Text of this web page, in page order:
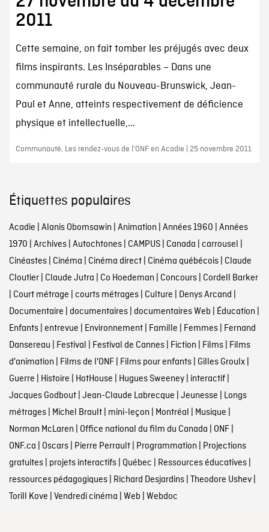
2011
Cette semaine, on fait tomber les préjugés avec deux
films inspirants. Les Inséparables – Dans une
communauté rurale du Nouveau-Brunswick, Jean-
Paul et Anne, atteints respectivement de déficience
physique et intellectuelle,...
Communauté, Les rendez-vous de l'ONF en Acadie | 25 novembre 2011
Étiquettes populaires
Acadie | Alanis Obomsawin | Animation | Années 1960 | Années
1970 | Archives| Autochtones| CAMPUS| Canada | carrousel |
Cinéastes| Cinéma | Cinéma direct| Cinéma québécois| Claude
Cloutier| Claude Jutra | Co Hoedeman | Concours| Cordell Barker
| Court métrage | courts métrages| Culture | Denys Arcand |
Documentaire | documentaires| documentaires Web | Éducation |
Enfants| entrevue | Environnement| Famille | Femmes| Fernand
Dansereau | Festival | Festival de Cannes| Fiction | Films| Films
d'animation | Films de l'ONF| Films pour enfants| Gilles Groulx|
Guerre | Histoire | HotHouse | Hugues Sweeney| interactif|
Jacques Godbout| Jean-Claude Labrecque | Jeunesse | Longs
métrages| Michel Brault| mini-leçon | Montréal | Musique |
Norman McLaren | Office national du film du Canada | ONF|
ONF.ca | Oscars| Pierre Perrault| Programmation | Projections
gratuites| projets interactifs| Québec | Ressources éducatives|
ressources pédagogiques| Richard Desjardins| Theodore Ushev|
Torill Kove | Vendredi cinéma | Web | Webdoc